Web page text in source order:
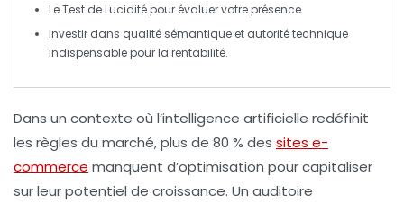
LeTest de Luciditépour évaluer votre présence.
Investir dans qualité sémantique et autorité technique
indispensable pour la rentabilité.
Dans un contexte où l’intelligence artificielle redéfinit
les règles du marché, plus de 80 % des sites e-
commerce manquent d’optimisation pour capitaliser
sur leurpotentiel de croissance. Un auditoire